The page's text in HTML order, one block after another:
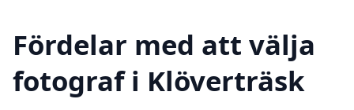
Fördelar med att välja
fotograf i Klöverträsk